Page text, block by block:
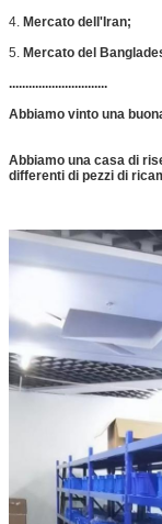
4. Mercato dell'Iran;
5. Mercato del
..............................
Abbiamo vinto una
Abbiamo una casa di
differenti di pezzi di